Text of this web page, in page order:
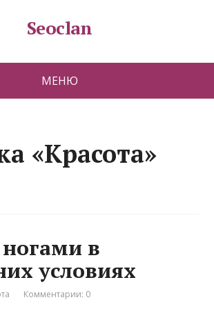
Seoclan
МЕНЮ
«Красота»
в
условиях
Комментарии: 0